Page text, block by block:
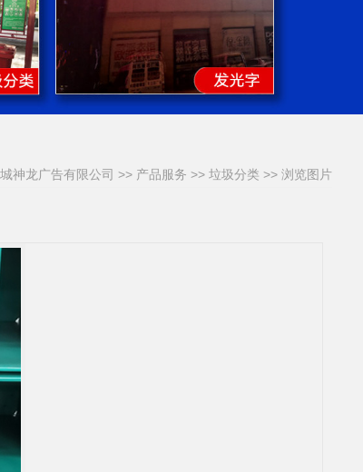
神龙广告有限公司 >> 产品服务 >>垃圾分类 >> 浏览图片